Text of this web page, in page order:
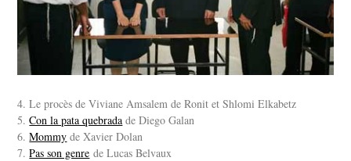
4. Le procès de Viviane Amsalem de Ronit et Shlomi Elkabetz
5.Con la pata quebrada de Diego Galan
6.Mommy de Xavier Dolan
7.Pas son genre de Lucas Belvaux